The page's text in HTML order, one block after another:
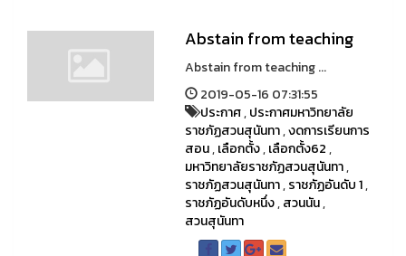
Abstain from teaching
Abstain from teaching ...
2019-05-16 07:31:55
ประกาศ,ประกาศมหาวิทยาลัย
ราชภัฏสวนสุนันทา,งดการเรียนการ
สอน,เลือกตั้ง,เลือกตั้ง62,
มหาวิทยาลัยราชภัฏสวนสุนันทา,
ราชภัฏสวนสุนันทา,ราชภัฏอันดับ 1,
ราชภัฏอันดับหนึ่ง,สวนนัน,
สวนสุนันทา